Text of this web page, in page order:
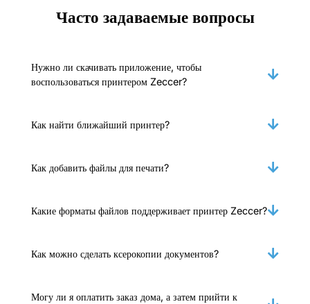
Часто задаваемые вопросы
Нужно ли скачивать приложение, чтобы
воспользоваться принтером Zeccer?
Как найти ближайший принтер?
Как добавить файлы для печати?
Какие форматы файлов поддерживает принтер Zeccer?
Как можно сделать ксерокопии документов?
Могу ли я оплатить заказ дома, а затем прийти к